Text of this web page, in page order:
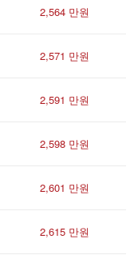
2,564 만원
2,571 만원
2,591 만원
2,598 만원
2,601 만원
2,615 만원